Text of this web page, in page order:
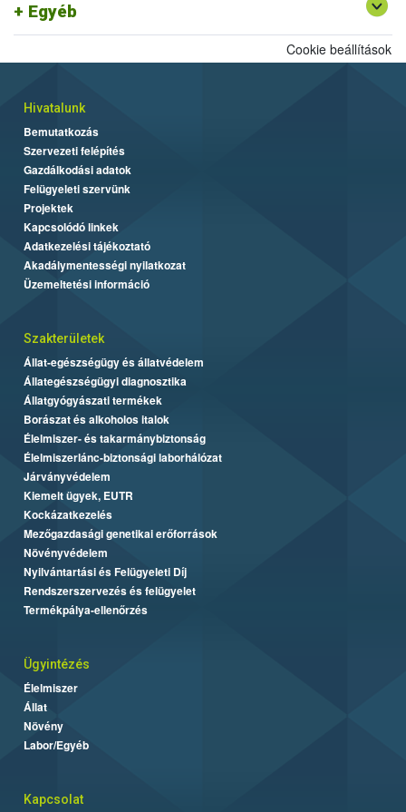
Egyéb
Cookie beállítások
Hivatalunk
Bemutatkozás
Szervezeti felépítés
Gazdálkodási adatok
Felügyeleti szervünk
Projektek
Kapcsolódó linkek
Adatkezelési tájékoztató
Akadálymentességi nyilatkozat
Üzemeltetési információ
Szakterületek
Állat-egészségügy és állatvédelem
Állategészségügyi diagnosztika
Állatgyógyászati termékek
Borászat és alkoholos italok
Élelmiszer- és takarmánybiztonság
Élelmiszerlánc-biztonsági laborhálózat
Járványvédelem
Kiemelt ügyek, EUTR
Kockázatkezelés
Mezőgazdasági genetikai erőforrások
Növényvédelem
Nyilvántartási és Felügyeleti Díj
Rendszerszervezés és felügyelet
Termékpálya-ellenőrzés
Ügyintézés
Élelmiszer
Állat
Növény
Labor/Egyéb
Kapcsolat